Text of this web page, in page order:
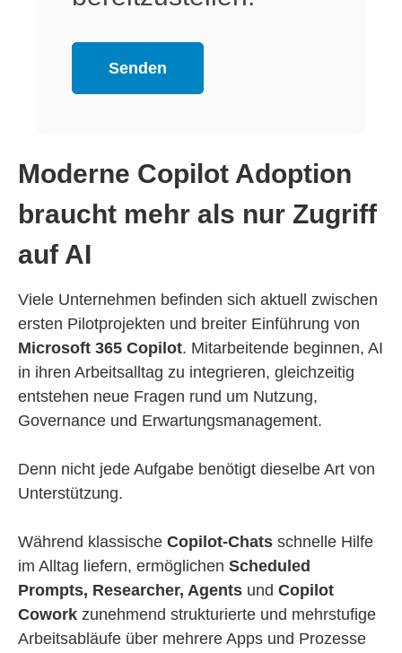
Moderne Copilot Adoption
braucht mehr als nur Zugriff
auf AI
Viele Unternehmen befinden sich aktuell zwischen
ersten Pilotprojekten und breiter Einführung von
Microsoft 365 Copilot. Mitarbeitende beginnen, AI
in ihren Arbeitsalltag zu integrieren, gleichzeitig
entstehen neue Fragen rund um Nutzung,
Governance und Erwartungsmanagement.
Denn nicht jede Aufgabe benötigt dieselbe Art von
Unterstützung.
Während klassische Copilot-Chats schnelle Hilfe
im Alltag liefern, ermöglichen Scheduled
Prompts, Researcher, Agents und Copilot
Cowork zunehmend strukturierte und mehrstufige
Arbeitsabläufe über mehrere Apps und Prozesse